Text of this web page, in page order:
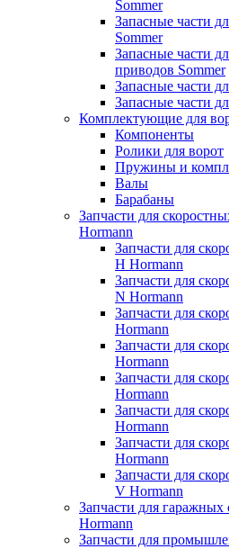
Sommer
Запасные части
Sommer
Запасные части
приводов Sommer
Запасные части
Запасные части
Комплектующие для
Компоненты
Ролики для ворот
Пружины и
Валы
Барабаны
Запчасти для
Hormann
Запчасти для
H Hormann
Запчасти для
N Hormann
Запчасти для
Hormann
Запчасти для
Hormann
Запчасти для
Hormann
Запчасти для
Hormann
Запчасти для
Hormann
Запчасти для
V Hormann
Запчасти для
Hormann
Запчасти для